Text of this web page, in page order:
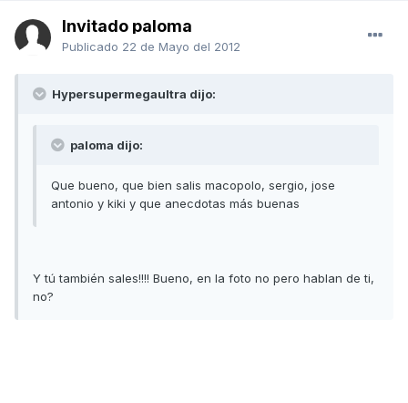
Invitado paloma
Publicado 22 de Mayo del 2012
Hypersupermegaultra dijo:
paloma dijo:
Que bueno, que bien salis macopolo, sergio, jose
antonio y kiki y que anecdotas más buenas
Y tú también sales!!!! Bueno, en la foto no pero hablan de ti,
no?